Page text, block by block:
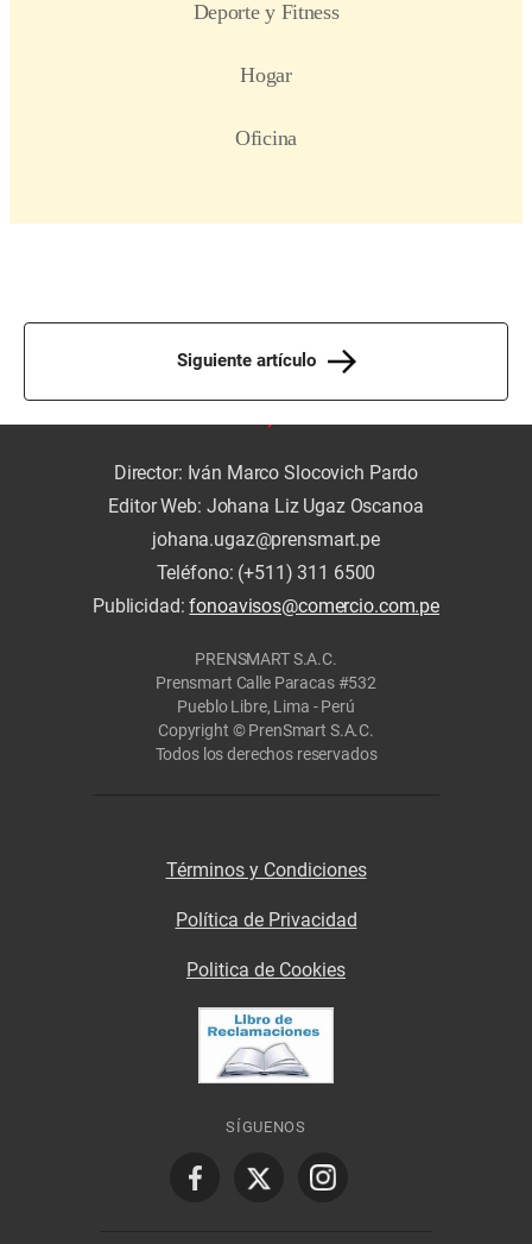
Siguiente artículo
Director: Iván Marco Slocovich Pardo
Editor Web: Johana Liz Ugaz Oscanoa
johana.ugaz@prensmart.pe
Teléfono: (+511) 311 6500
Publicidad:fonoavisos@comercio.com.pe
PRENSMART S.A.C.
Prensmart Calle Paracas #532
Pueblo Libre, Lima - Perú
Copyright © PrenSmart S.A.C.
Todos los derechos reservados
Términos y Condiciones
Política de Privacidad
Politica de Cookies
SÍGUENOS